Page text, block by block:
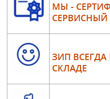
МЫ -
СЕРВИСНЫЙ
ЗИП
СКЛАДЕ